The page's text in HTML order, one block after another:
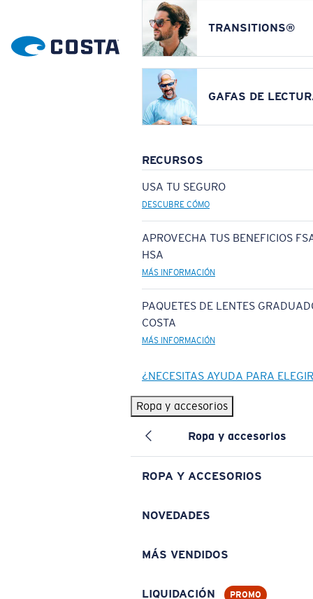
TRANSITIONS®
GAFAS DE
RECURSOS
USA TU SEGURO
DESCUBRE CÓMO
APROVECHA TUS BENEFICIOS
HSA
MÁS INFORMACIÓN
PAQUETES DE LENTES
COSTA
MÁS INFORMACIÓN
¿NECESITAS AYUDA PARA
Ropa y accesorios
Ropa y accesorios
ROPA Y ACCESORIOS
NOVEDADES
MÁS VENDIDOS
LIQUIDACIÓN PROMO